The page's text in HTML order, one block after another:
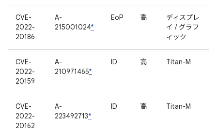
CVE-
2022-
20186
A-
215001024*
EoP 高
ディスプレ
イ / グラフ
ィック
CVE-
2022-
20159
A-
210971465*
ID 高 Titan-M
CVE-
2022-
20162
A-
223492713*
ID 高 Titan-M